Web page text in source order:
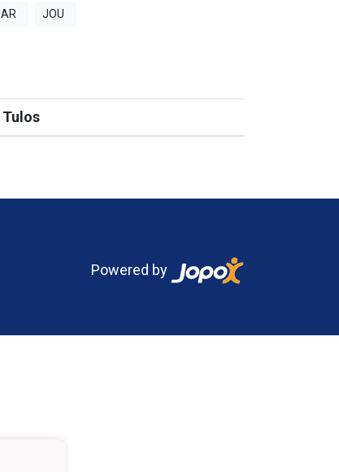
JOU
Tulos
Powered by